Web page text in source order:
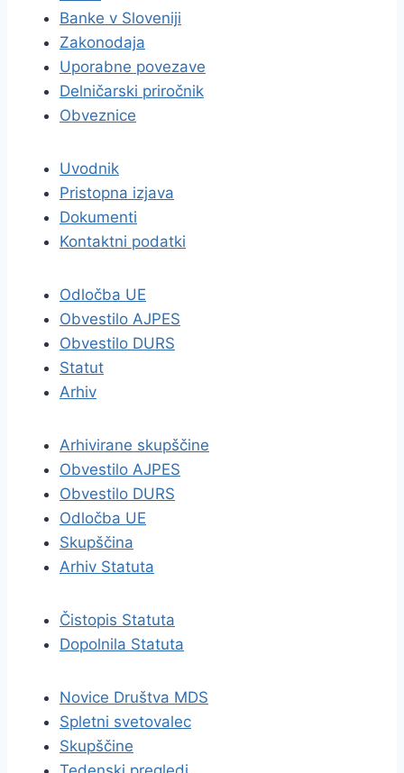
Banke v Sloveniji
Zakonodaja
Uporabne povezave
Delničarski priročnik
Obveznice
Uvodnik
Pristopna izjava
Dokumenti
Kontaktni podatki
Odločba UE
Obvestilo AJPES
Obvestilo DURS
Statut
Arhiv
Arhivirane skupščine
Obvestilo AJPES
Obvestilo DURS
Odločba UE
Skupščina
Arhiv Statuta
Čistopis Statuta
Dopolnila Statuta
Novice Društva MDS
Spletni svetovalec
Skupščine